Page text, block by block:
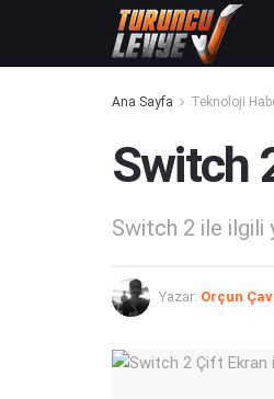
Ana Sayfa Teknoloji
Switch
Switch 2 ile ilgili
Yazar: Orçun